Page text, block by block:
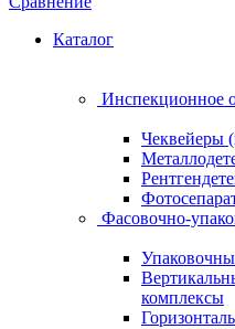
Каталог
Инспекционное
Чеквейеры
Фасовочно-
комплексы